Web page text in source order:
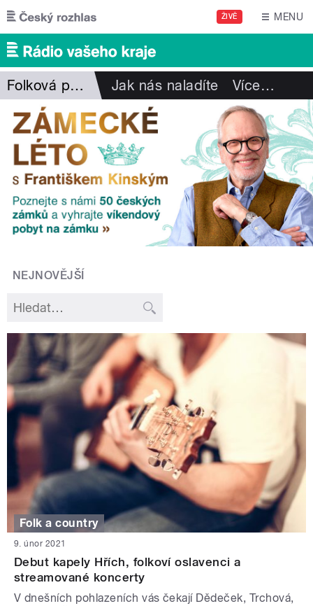
Přejít k hlavnímu obsahu
ŽIVĚ MENU
Folková pohlazení Jak nás naladíte Více…
NEJNOVĚJŠÍ
Folk a country
9. únor 2021
Debut kapely Hřích, folkoví oslavenci a
streamované koncerty
V dnešních pohlazeních vás čekají Dědeček, Trchová,